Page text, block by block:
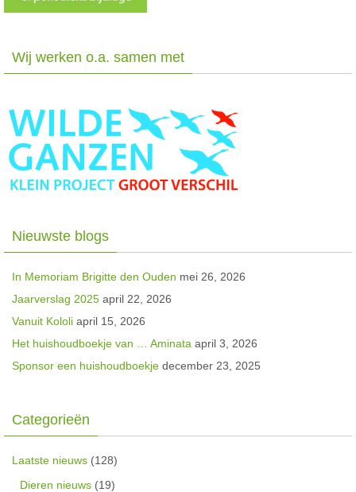
Wij werken o.a. samen met
Nieuwste blogs
In Memoriam Brigitte den Ouden mei 26, 2026
Jaarverslag 2025 april 22, 2026
Vanuit Kololi april 15, 2026
Het huishoudboekje van … Aminata april 3, 2026
Sponsor een huishoudboekje december 23, 2025
Categorieën
Laatste nieuws (128)
Dieren nieuws (19)